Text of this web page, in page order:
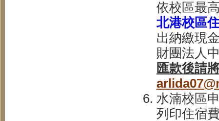
依校區最
北港校區
出納繳現
財團法人
匯款後請
水湳校區
列印住宿